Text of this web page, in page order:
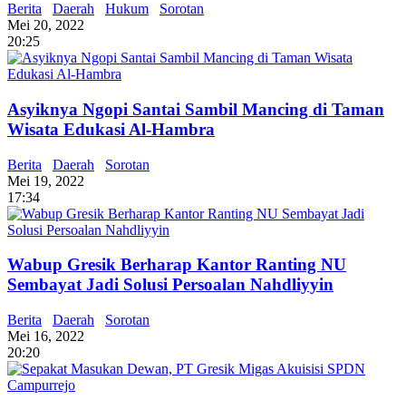
Berita Daerah Hukum
Sorotan
Mei 20, 2022
20:25
Asyiknya Ngopi Santai Sambil Mancing di Taman
Wisata Edukasi Al-Hambra
Berita Daerah
Sorotan
Mei 19, 2022
17:34
Wabup Gresik Berharap Kantor Ranting NU
Sembayat Jadi Solusi Persoalan Nahdliyyin
Berita Daerah
Sorotan
Mei 16, 2022
20:20